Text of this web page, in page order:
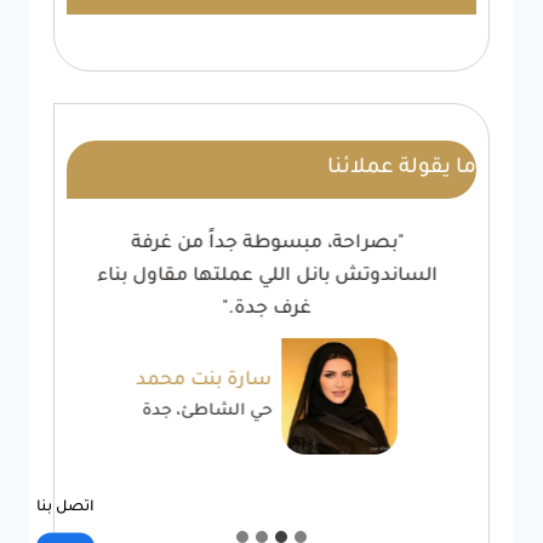
ما يقولة عملائنا
"بصراحة، مبسوطة جداً من غرفة
الساندوتش بانل اللي عملتها مقاول بناء
غرف جدة."
سارة بنت محمد
حي الشاطئ، جدة
اتصل بنا